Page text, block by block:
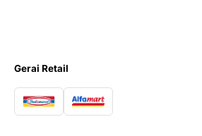
Gerai Retail